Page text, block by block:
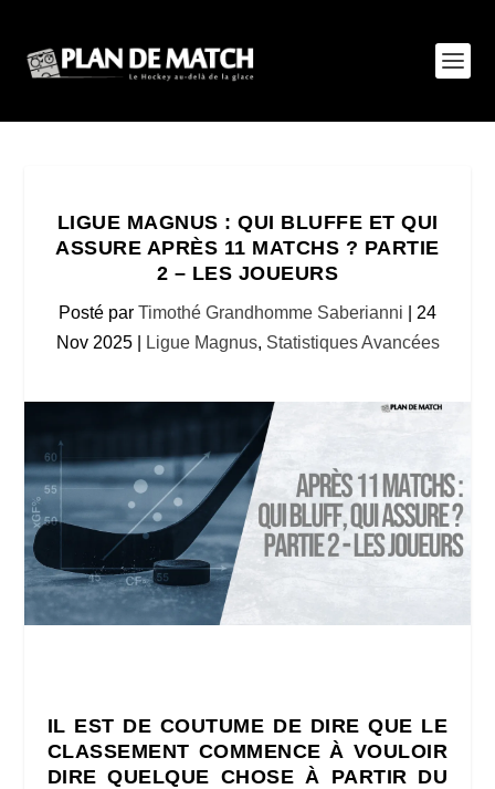
LIGUE MAGNUS : QUI BLUFFE ET QUI
ASSURE APRÈS 11 MATCHS ? PARTIE
2 – LES JOUEURS
Posté par Timothé Grandhomme Saberianni
24
Nov 2025| Ligue Magnus, Statistiques Avancées
IL EST DE COUTUME DE DIRE QUE LE
CLASSEMENT COMMENCE À VOULOIR
DIRE QUELQUE CHOSE À PARTIR DU